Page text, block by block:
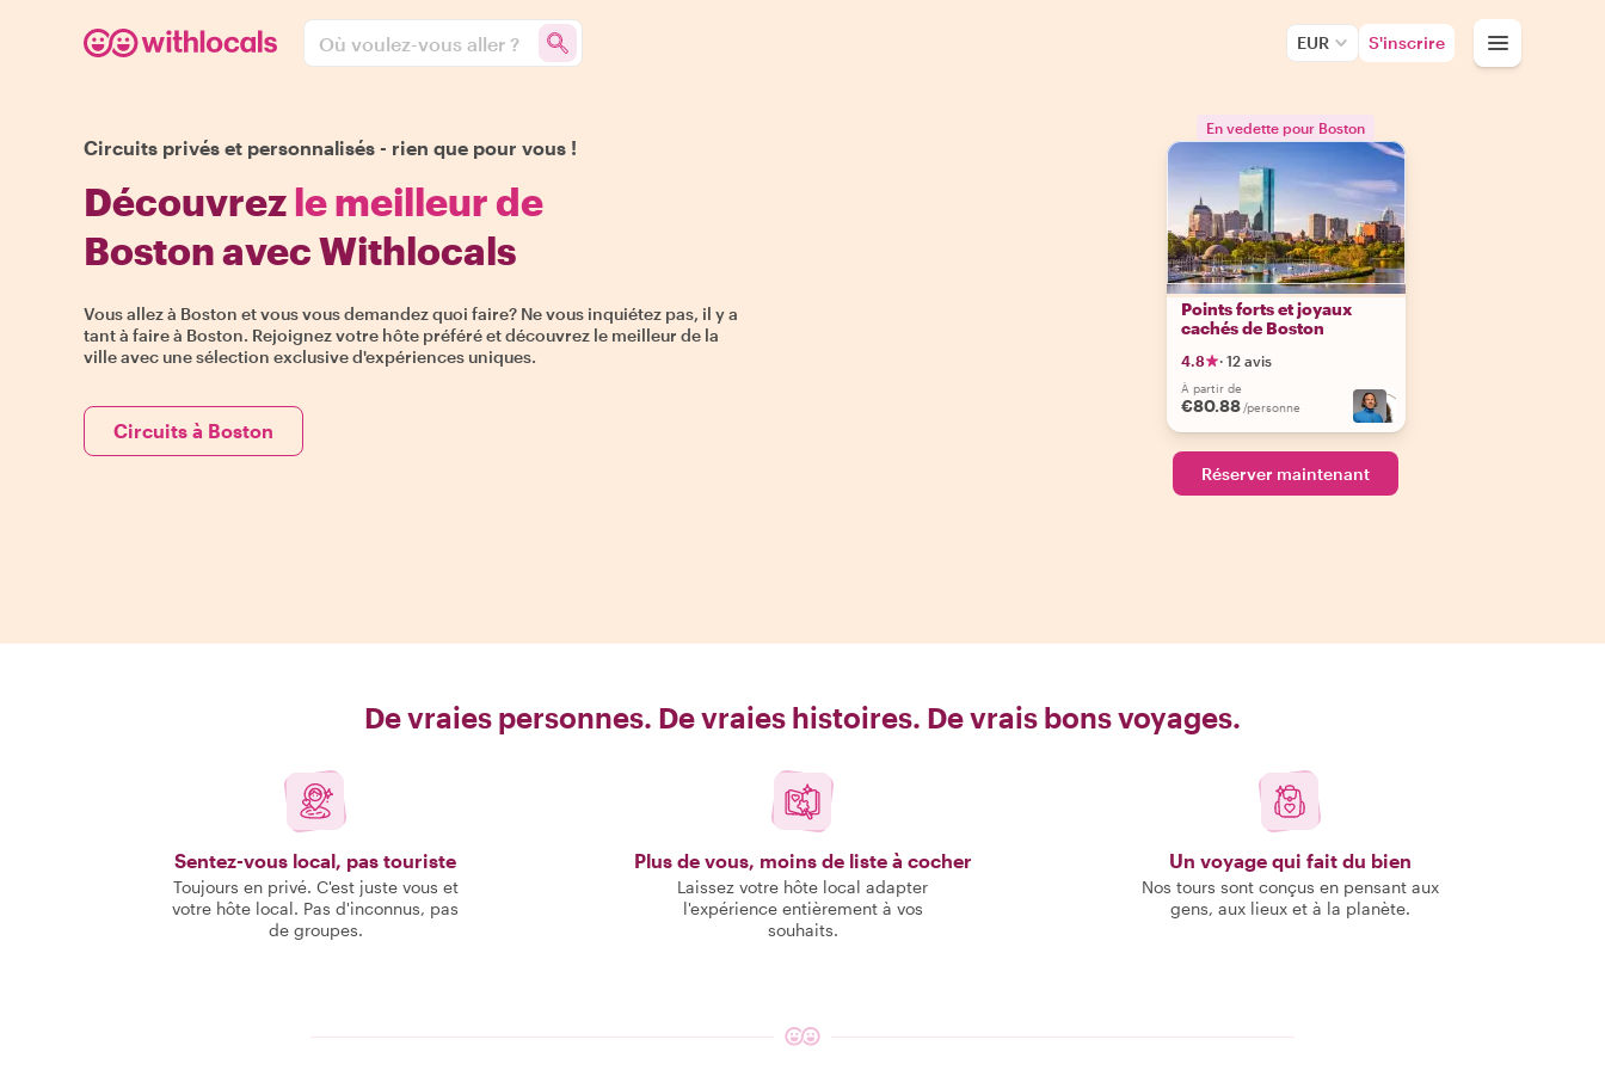
Où voulez-vous aller ? EUR S'inscrire
Circuits privés et personnalisés - rien que pour vous !
Découvrezle meilleur de
Boston avec Withlocals
Vous allez à Boston et vous vous demandez quoi faire? Ne vous inquiétez pas, il y a
tant à faire à Boston. Rejoignez votre hôte préféré et découvrez le meilleur de la
ville avec une sélection exclusive d'expériences uniques.
Circuits à Boston
En vedette pour Boston
Points forts et joyaux
cachés de Boston
4.8 · 12 avis
À partir de
€80.88 /personne
Réserver maintenant
De vraies personnes. De vraies histoires. De vrais bons voyages.
Sentez-vous local, pas touriste
Toujours en privé. C'est juste vous et
votre hôte local. Pas d'inconnus, pas
de groupes.
Plus de vous, moins de liste à cocher
Laissez votre hôte local adapter
l'expérience entièrement à vos
souhaits.
Un voyage qui fait du bien
Nos tours sont conçus en pensant aux
gens, aux lieux et à la planète.